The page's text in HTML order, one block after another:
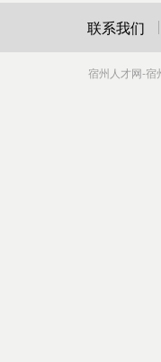
联系我们
宿州人才网-宿